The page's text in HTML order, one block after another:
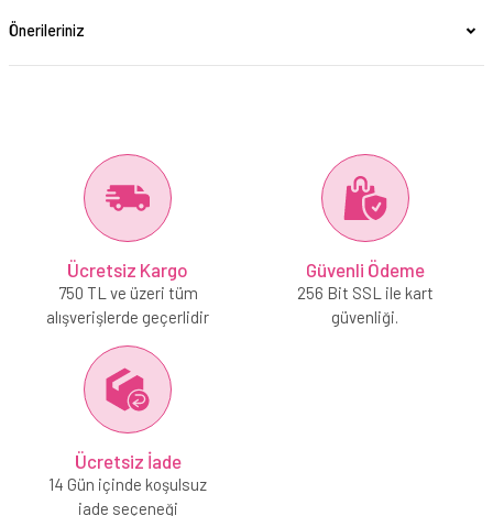
Önerileriniz
Ücretsiz Kargo
750 TL ve üzeri tüm
alışverişlerde geçerlidir
Güvenli Ödeme
256 Bit SSL ile kart
güvenliği.
Ücretsiz İade
14 Gün içinde koşulsuz
iade seçeneği